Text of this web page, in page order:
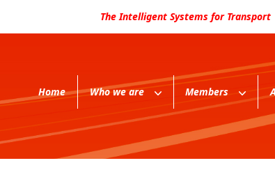
The Intelligent Systems for Transport
Home Who we are Members